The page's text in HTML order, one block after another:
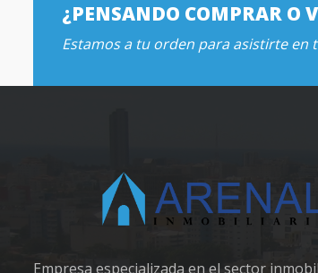
¿PENSANDO COMPRAR O
Estamos a tu orden para asistirte en
Empresa especializada en el sector